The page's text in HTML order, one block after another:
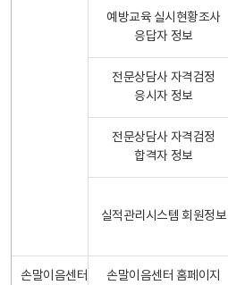
예방교육 실시현황조사
응답자 정보
전문상담사 자격검정
응시자 정보
전문상담사 자격검정
합격자 정보
실적관리시스템 회원정보
손말이음센터
손말이음센터 홈페이지